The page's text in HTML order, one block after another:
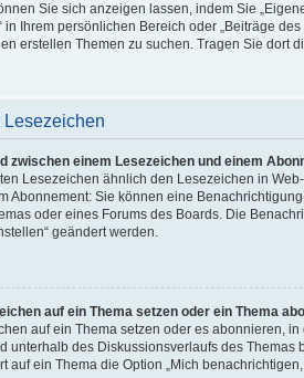
Sie sich anzeigen lassen, indem Sie
in Ihrem persönlichen Bereich oder „Beiträge
erstellen Themen zu suchen. Tragen Sie dort
zwischen einem Lesezeichen und einem
Lesezeichen ähnlich den Lesezeichen in
Abonnement: Sie können eine
oder eines Forums des Boards. Die
geändert werden.
auf ein Thema setzen oder ein Thema
auf ein Thema setzen oder es abonnieren,
unterhalb des Diskussionsverlaufs des Themas
auf ein Thema die Option „Mich